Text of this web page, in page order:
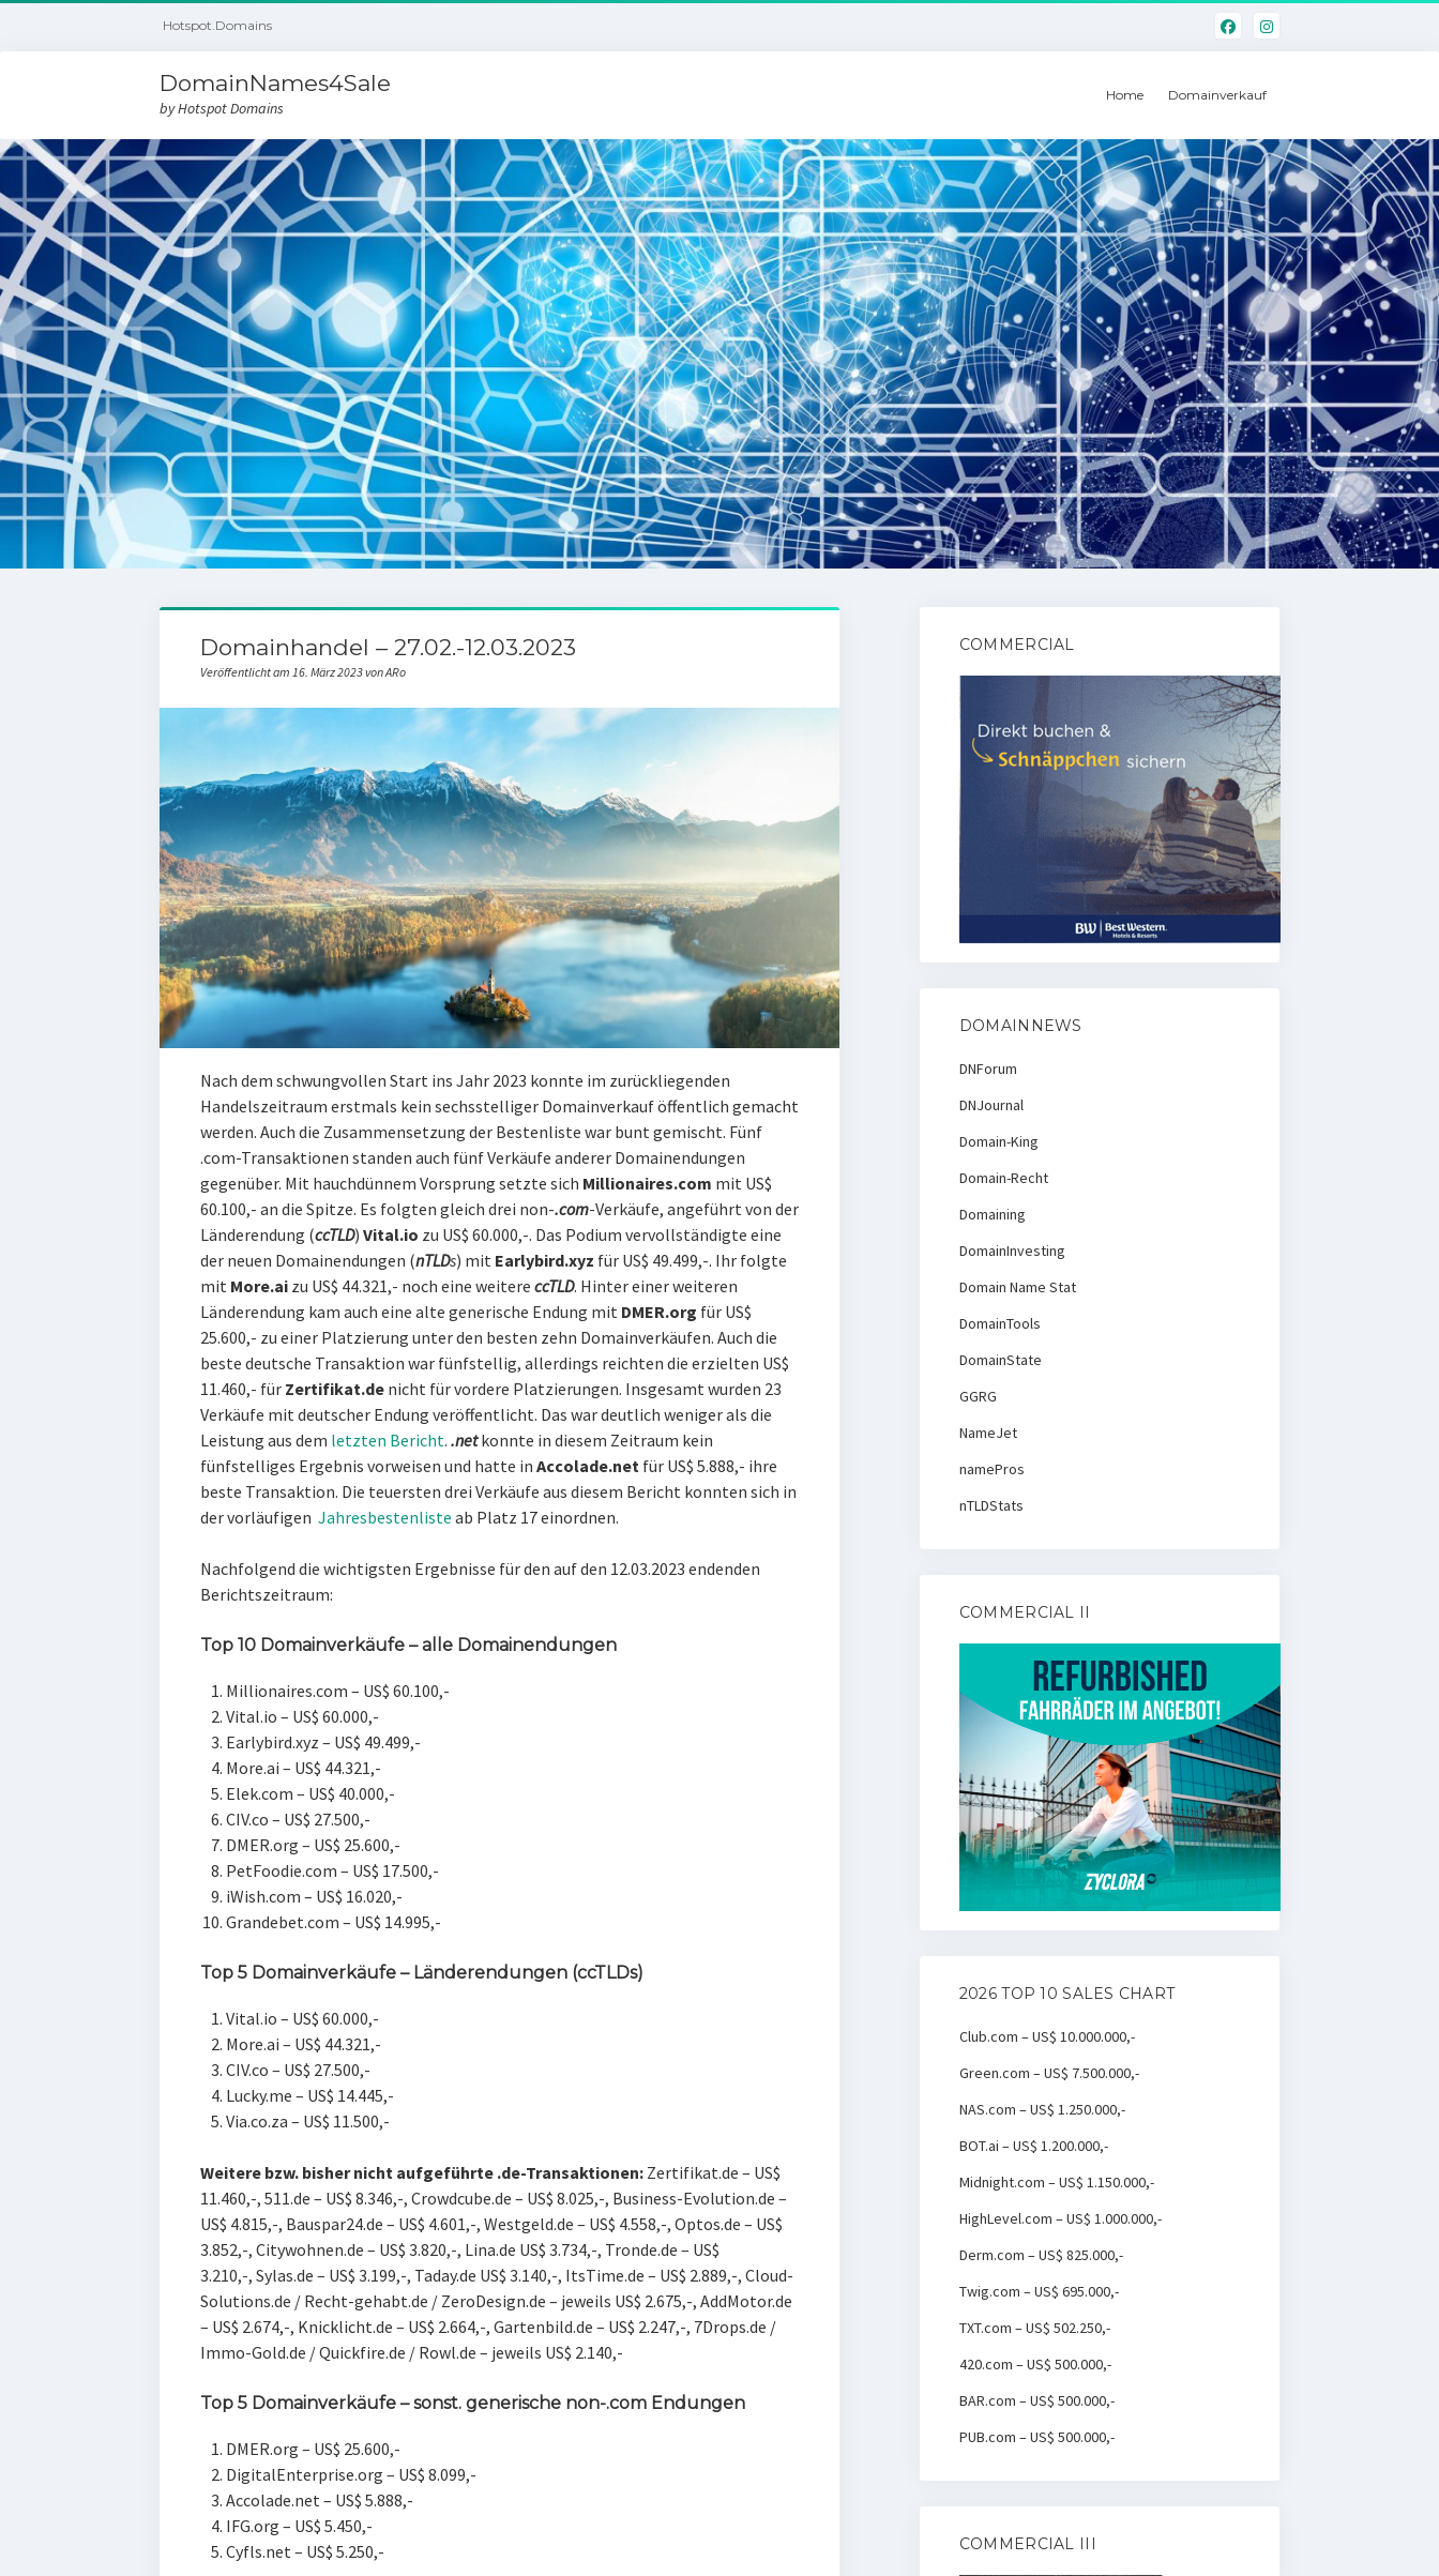
Hotspot.Domains
DomainNames4Sale
by Hotspot Domains
Home Domainverkauf
Domainhandel – 27.02.-12.03.2023
Veröffentlicht am 16. März 2023 von ARo
Nach dem schwungvollen Start ins Jahr 2023 konnte im zurückliegenden
Handelszeitraum erstmals kein sechsstelliger Domainverkauf öffentlich gemacht
werden. Auch die Zusammensetzung der Bestenliste war bunt gemischt. Fünf
.com-Transaktionen standen auch fünf Verkäufe anderer Domainendungen
gegenüber. Mit hauchdünnem Vorsprung setzte sich Millionaires.com mit US$
60.100,- an die Spitze. Es folgten gleich drei non-.com-Verkäufe, angeführt von der
Länderendung (ccTLD) Vital.io zu US$ 60.000,-. Das Podium vervollständigte eine
der neuen Domainendungen (nTLDs) mit Earlybird.xyz für US$ 49.499,-. Ihr folgte
mit More.aizu US$ 44.321,- noch eine weitere ccTLD. Hinter einer weiteren
Länderendung kam auch eine alte generische Endung mit DMER.org für US$
25.600,- zu einer Platzierung unter den besten zehn Domainverkäufen. Auch die
beste deutsche Transaktion war fünfstellig, allerdings reichten die erzielten US$
11.460,- für Zertifikat.denicht für vordere Platzierungen. Insgesamt wurden 23
Verkäufe mit deutscher Endung veröffentlicht. Das war deutlich weniger als die
Leistung aus dem letzten Bericht. .netkonnte in diesem Zeitraum kein
fünfstelliges Ergebnis vorweisen und hatte in Accolade.net für US$ 5.888,- ihre
beste Transaktion. Die teuersten drei Verkäufe aus diesem Bericht konnten sich in
der vorläufigen Jahresbestenliste ab Platz 17 einordnen.
Nachfolgend die wichtigsten Ergebnisse für den auf den 12.03.2023 endenden
Berichtszeitraum:
Top 10 Domainverkäufe – alle Domainendungen
Millionaires.com – US$ 60.100,-
Vital.io – US$ 60.000,-
Earlybird.xyz – US$ 49.499,-
More.ai – US$ 44.321,-
Elek.com – US$ 40.000,-
CIV.co – US$ 27.500,-
DMER.org – US$ 25.600,-
PetFoodie.com – US$ 17.500,-
iWish.com – US$ 16.020,-
Grandebet.com – US$ 14.995,-
Top 5 Domainverkäufe – Länderendungen (ccTLDs)
Vital.io – US$ 60.000,-
More.ai – US$ 44.321,-
CIV.co – US$ 27.500,-
Lucky.me – US$ 14.445,-
Via.co.za – US$ 11.500,-
Weitere bzw. bisher nicht aufgeführte .de-Transaktionen: Zertifikat.de – US$
11.460,-, 511.de – US$ 8.346,-, Crowdcube.de – US$ 8.025,-, Business-Evolution.de –
US$ 4.815,-, Bauspar24.de – US$ 4.601,-, Westgeld.de – US$ 4.558,-, Optos.de – US$
3.852,-, Citywohnen.de – US$ 3.820,-, Lina.de US$ 3.734,-, Tronde.de – US$
3.210,-, Sylas.de – US$ 3.199,-, Taday.de US$ 3.140,-, ItsTime.de – US$ 2.889,-, Cloud-
Solutions.de / Recht-gehabt.de / ZeroDesign.de – jeweils US$ 2.675,-, AddMotor.de
– US$ 2.674,-, Knicklicht.de – US$ 2.664,-, Gartenbild.de – US$ 2.247,-, 7Drops.de /
Immo-Gold.de / Quickfire.de / Rowl.de – jeweils US$ 2.140,-
Top 5 Domainverkäufe – sonst. generische non-.com Endungen
DMER.org – US$ 25.600,-
DigitalEnterprise.org – US$ 8.099,-
Accolade.net – US$ 5.888,-
IFG.org – US$ 5.450,-
Cyfls.net – US$ 5.250,-
COMMERCIAL
DOMAINNEWS
DNForum
DNJournal
Domain-King
Domain-Recht
Domaining
DomainInvesting
Domain Name Stat
DomainTools
DomainState
GGRG
NameJet
namePros
nTLDStats
COMMERCIAL II
2026 TOP 10 SALES CHART
Club.com – US$ 10.000.000,-
Green.com – US$ 7.500.000,-
NAS.com – US$ 1.250.000,-
BOT.ai – US$ 1.200.000,-
Midnight.com – US$ 1.150.000,-
HighLevel.com – US$ 1.000.000,-
Derm.com – US$ 825.000,-
Twig.com – US$ 695.000,-
TXT.com – US$ 502.250,-
420.com – US$ 500.000,-
BAR.com – US$ 500.000,-
PUB.com – US$ 500.000,-
COMMERCIAL III